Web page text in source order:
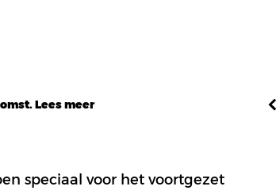
Lees meer
speciaal voor het voortgezet